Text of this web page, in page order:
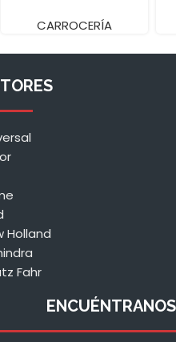
CARROCERÍA
Holland
Fahr
ENCUÉNTRANOS